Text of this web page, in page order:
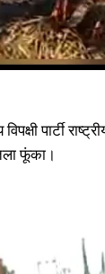
पार्टी
फूंका।